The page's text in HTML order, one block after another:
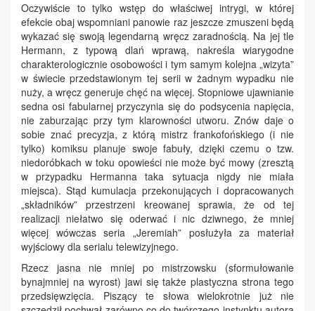
Oczywiście to tylko wstęp do właściwej intrygi, w której
efekcie obaj wspomniani panowie raz jeszcze zmuszeni będą
wykazać się swoją legendarną wręcz zaradnością. Na jej tle
Hermann, z typową dlań wprawą, nakreśla wiarygodne
charakterologicznie osobowości i tym samym kolejna „wizyta”
w świecie przedstawionym tej serii w żadnym wypadku nie
nuży, a wręcz generuje chęć na więcej. Stopniowe ujawnianie
sedna osi fabularnej przyczynia się do podsycenia napięcia,
nie zaburzając przy tym klarowności utworu. Znów daje o
sobie znać precyzja, z którą mistrz frankofońskiego (i nie
tylko) komiksu planuje swoje fabuły, dzięki czemu o tzw.
niedoróbkach w toku opowieści nie może być mowy (zresztą
w przypadku Hermanna taka sytuacja nigdy nie miała
miejsca). Stąd kumulacja przekonujących i dopracowanych
„składników” przestrzeni kreowanej sprawia, że od tej
realizacji niełatwo się oderwać i nic dziwnego, że mniej
więcej wówczas seria „Jeremiah” posłużyła za materiał
wyjściowy dla serialu telewizyjnego.
Rzecz jasna nie mniej po mistrzowsku (sformułowanie
bynajmniej na wyrost) jawi się także plastyczna strona tego
przedsięwzięcia. Piszący te słowa wielokrotnie już nie